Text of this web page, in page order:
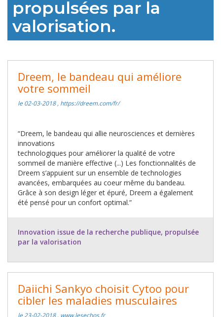
propulsées par la
valorisation.
Dreem, le bandeau qui améliore
votre sommeil
le 02-03-2018 , https://dreem.com/fr/
“Dreem, le bandeau qui allie neurosciences et dernières
innovations
technologiques pour améliorer la qualité de votre
sommeil de manière effective (...) Les fonctionnalités de
Dreem s’appuient sur un ensemble de technologies
avancées, embarquées au coeur même du bandeau.
Grâce à son design léger et épuré, Dreem a également
été pensé pour un confort optimal.”
Innovation issue de la recherche publique, propulsée
par la valorisation
Daiichi Sankyo choisit Cytoo pour
cibler les maladies musculaires
le 23-02-2018 , www.lesechos.fr